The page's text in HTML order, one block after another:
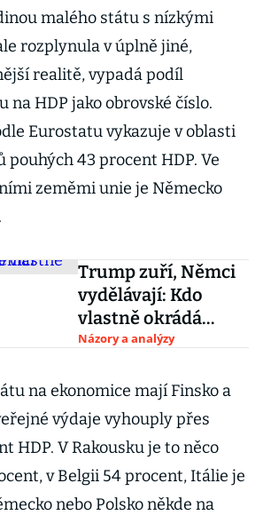
malého státu s nízkými
rozplynula v úplně jiné,
realitě, vypadá podíl
na HDP jako obrovské číslo.
Eurostatu vykazuje v oblasti
pouhých 43 procent HDP. Ve
zeměmi unie je Německo
Trump zuří, Němci
vydělávají: Kdo
vlastně okrádá
koho?
Názory a analýzy
na ekonomice mají Finsko a
výdaje vyhouply přes
HDP. V Rakousku je to něco
v Belgii 54 procent, Itálie je
nebo Polsko někde na